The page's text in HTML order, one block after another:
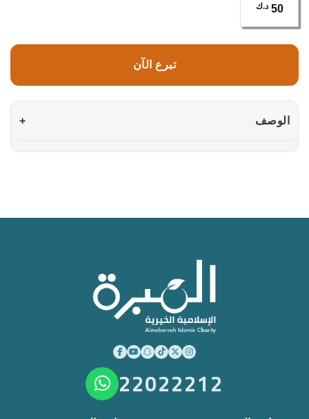
50 د.ك
تبرع الآن
الوصف +
22022212